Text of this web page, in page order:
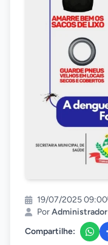
19/07/2025 09:00
PorAdministrador
Compartilhe: